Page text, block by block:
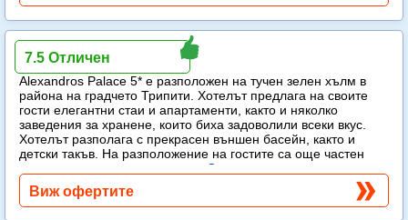
Alexandros Palace
Alexandros Palace 5* e разположен на тучен зелен хълм в
района на градчето Трипити. Хотелът предлага на своите
гости елегантни стаи и апартаменти, както и няколко
заведения за хранене, които биха задоволили всеки вкус.
Хотелът разполага с прекрасен външен басейн, както и
детски такъв. На разположение на гостите са още частен
Още...
7.5 Отличен
Виж офертите